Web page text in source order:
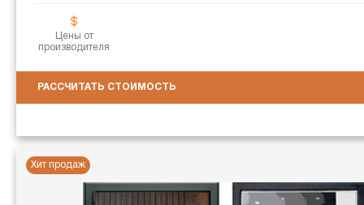
Цены от
производителя
РАССЧИТАТЬ СТОИМОСТЬ
Хит продаж